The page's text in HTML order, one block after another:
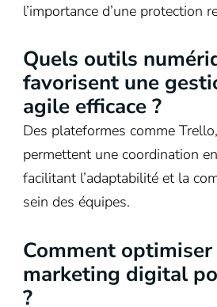
l’importance d’une protection
Quels outils
favorisent une
agile efficace ?
Des plateformes comme
permettent une coordination
facilitant l’adaptabilité et la
sein des équipes.
Comment optimiser
marketing digital
?